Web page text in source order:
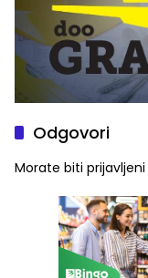
Odgovori
Morate biti prijavljeni